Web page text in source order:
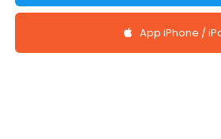
App iPhone /